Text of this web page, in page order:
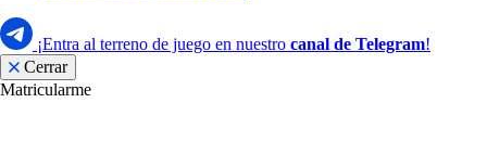
¡Entra al terreno de juego en nuestro canal de Telegram!
Cerrar
Matricularme